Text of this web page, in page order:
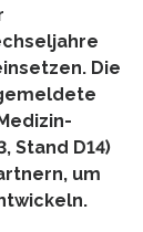
Die
Stand D14)
um